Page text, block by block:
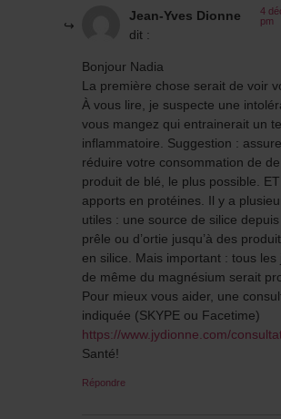
Jean-Yves Dionne
dit :
4
pm
Bonjour Nadia
La première chose serait de voir
À vous lire, je suspecte une
vous mangez qui entrainerait un
inflammatoire. Suggestion :
réduire votre consommation de
produit de blé, le plus possible.
apports en protéines. Il y a
utiles : une source de silice
prêle ou d’ortie jusqu’à des
en silice. Mais important : tous les
de même du magnésium serait
Pour mieux vous aider, une
indiquée (SKYPE ou Facetime)
https://www.jydionne.com/
Santé!
Répondre